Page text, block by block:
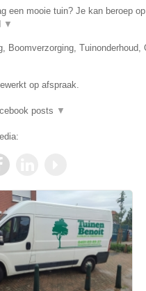
een mooie tuin? Je kan beroep
▼
Boomverzorging, Tuinonderhoud,
op afspraak.
posts ▼